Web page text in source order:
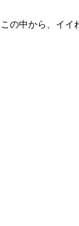
この中から、イイ